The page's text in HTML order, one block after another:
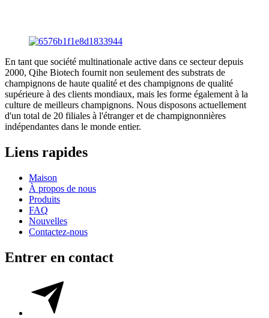
En tant que société multinationale active dans ce secteur depuis
2000, Qihe Biotech fournit non seulement des substrats de
champignons de haute qualité et des champignons de qualité
supérieure à des clients mondiaux, mais les forme également à la
culture de meilleurs champignons. Nous disposons actuellement
d'un total de 20 filiales à l'étranger et de champignonnières
indépendantes dans le monde entier.
Liens rapides
Maison
À propos de nous
Produits
FAQ
Nouvelles
Contactez-nous
Entrer en contact